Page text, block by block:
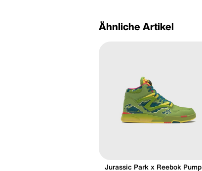
Ähnliche Artikel
Jurassic Park x Reebok Pump